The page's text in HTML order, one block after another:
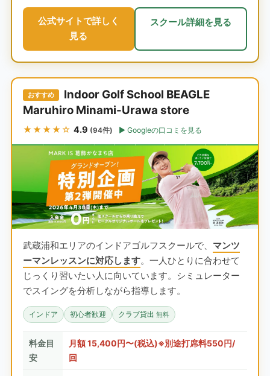
公式サイトで詳しく
見る
スクール詳細を見る
おすすめ
Indoor Golf School BEAGLE
Maruhiro Minami-Urawa store
★★★★☆ 4.9 (94件) Googleの口コミを見る
武蔵浦和エリアのインドアゴルフスクールで、 マンツ
ーマンレッスンに対応します。一人ひとりに合わせて
じっくり習いたい人に向いています。シミュレーター
でスイングを分析しながら指導します。
インドア 初心者歓迎 クラブ貸出 無料
料金目
安
月額 15,400円〜(税込)※別途打席料550円/
回